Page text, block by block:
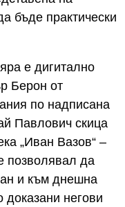
бъде практически
е дигитално
Берон от
по надписана
Павлович скица
„Иван Вазов“ –
позволявал да
и към днешна
доказани негови